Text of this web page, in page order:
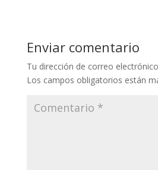
Enviar comentario
Tu dirección de correo
Los campos obligatorios están